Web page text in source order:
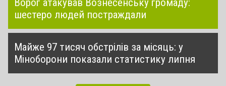
шестеро людей постраждали
Майже 97 тисяч обстрілів за місяць: у
Міноборони показали статистику липня